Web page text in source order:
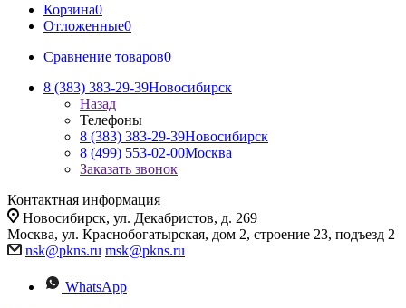
Корзина0
Отложенные0
Сравнение товаров0
8 (383) 383-29-39Новосибирск
Назад
Телефоны
8 (383) 383-29-39Новосибирск
8 (499) 553-02-00Москва
Заказать звонок
Контактная информация
Новосибирск, ул. Декабристов, д. 269
Москва, ул. Краснобогатырская, дом 2, строение 23, подъезд 2
nsk@pkns.ru msk@pkns.ru
WhatsApp